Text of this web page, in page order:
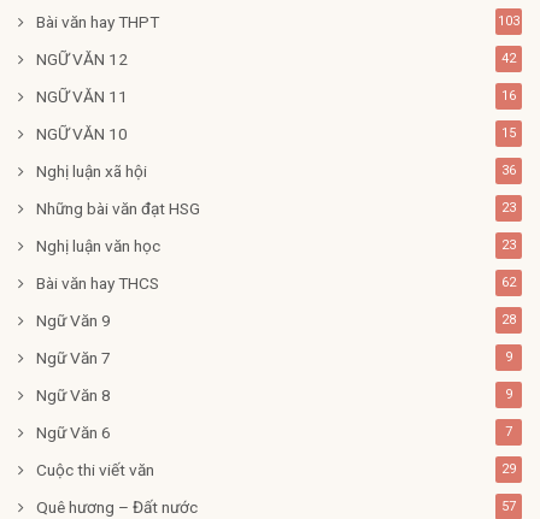
Bài văn hay THPT 103
NGỮ VĂN 12 42
NGỮ VĂN 11 16
NGỮ VĂN 10 15
Nghị luận xã hội 36
Những bài văn đạt HSG 23
Nghị luận văn học 23
Bài văn hay THCS 62
Ngữ Văn 9 28
Ngữ Văn 7 9
Ngữ Văn 8 9
Ngữ Văn 6 7
Cuộc thi viết văn 29
Quê hương – Đất nước 57